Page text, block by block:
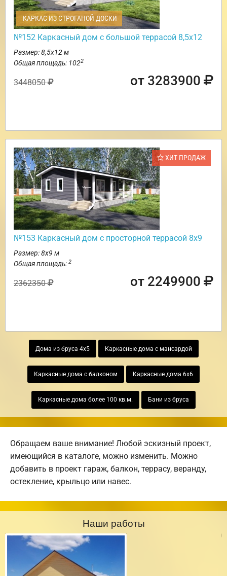
КАРКАС ИЗ СТРОГАНОЙ ДОСКИ
№152 Каркасный дом с большой террасой 8,5х12
Размер: 8,5х12 м
Общая площадь: 1022
3448050 от 3283900
ХИТ ПРОДАЖ
№153 Каркасный дом с просторной террасой 8х9
Размер: 8х9 м
Общая площадь: 2
2362350 от 2249900
Дома из бруса 4х5 Каркасные дома с мансардой
Каркасные дома с балконом Каркасные дома 6х6
Каркасные дома более 100 кв.м. Бани из бруса
Обращаем ваше внимание! Любой эскизный проект,
имеющийся в каталоге, можно изменить. Можно
добавить в проект гараж, балкон, террасу, веранду,
остекление, крыльцо или навес.
Наши работы